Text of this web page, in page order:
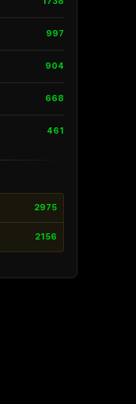
997
904
668
461
2975
2156